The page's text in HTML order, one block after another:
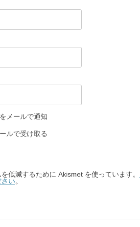
メールで通知
ルで受け取る
低減するために Akismet を使っています。
さい。